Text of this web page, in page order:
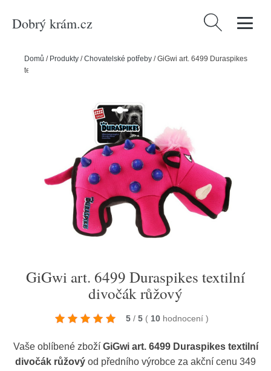
Dobrý krám.cz Vyhledávání
Domů / Produkty /Chovatelské potřeby /GiGwi art. 6499 Duraspikes
textilní divočák růžový
GiGwi art. 6499 Duraspikes textilní
divočák růžový
5 / 5 ( 10 hodnocení )
Vaše oblíbené zboží GiGwi art. 6499 Duraspikes textilní
divočák růžový od předního výrobce za akční cenu 349